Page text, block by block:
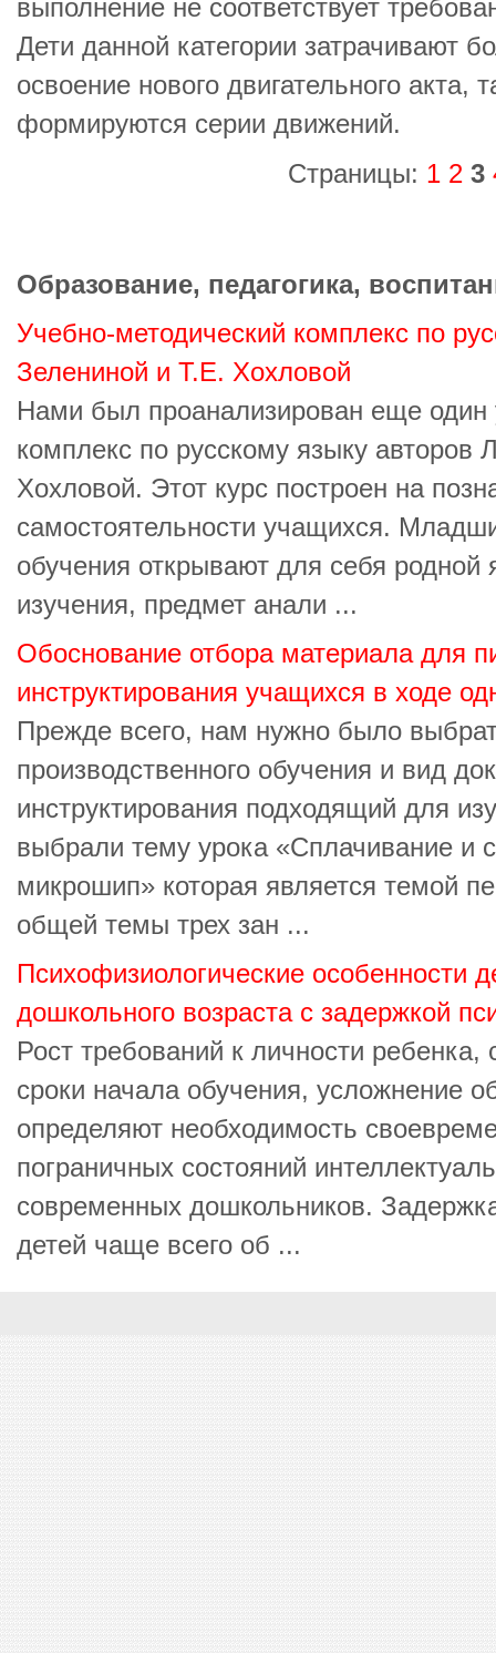
выполнение не соответствует
Дети данной категории затрачивают
освоение нового двигательного акта,
формируются серии движений.
Страницы: 1 2 3
Образование, педагогика,
Учебно-методический комплекс по
Зелениной и Т.Е. Хохловой
Нами был проанализирован еще один
комплекс по русскому языку
Хохловой. Этот курс построен на
самостоятельности учащихся.
обучения открывают для себя родной
изучения, предмет анали ...
Обоснование отбора материала для
инструктирования учащихся в ходе
Прежде всего, нам нужно было
производственного обучения и вид
инструктирования подходящий для
выбрали тему урока «Сплачивание и
микрошип» которая является темой
общей темы трех зан ...
Психофизиологические особенности
дошкольного возраста с задержкой
Рост требований к личности ребенка,
сроки начала обучения, усложнение
определяют необходимость
пограничных состояний
современных дошкольников.
детей чаще всего об ...